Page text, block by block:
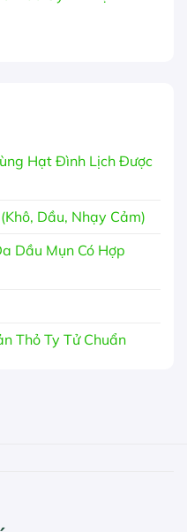
Hạt Đình Lịch Được
Dầu, Nhạy Cảm)
Dầu Mụn Có Hợp
Thỏ Ty Tử Chuẩn